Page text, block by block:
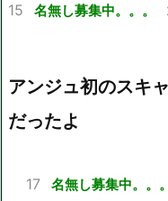
15 名無し募集中。。。
アンジュ初のスキ
だったよ
17 名無し募集中。。。